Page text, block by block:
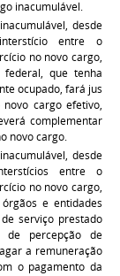
inacumulável.
desde
entre o
no novo cargo,
que tenha
ocupado, fará jus
cargo efetivo,
complementar
novo cargo.
desde
entre o
no novo cargo,
e entidades
serviço prestado
percepção de
a remuneração
o pagamento da